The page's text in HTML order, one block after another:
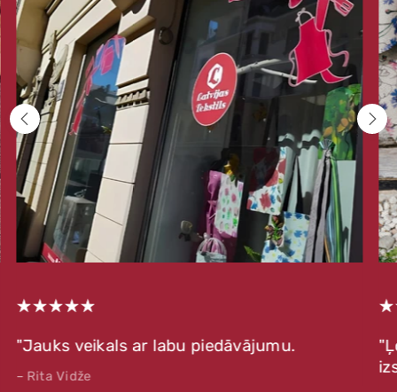
"Jauks veikals ar labu piedāvājumu.
– Rita Vidže